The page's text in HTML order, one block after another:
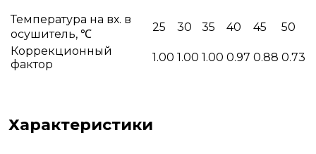
Температура на вх. в
осушитель, ℃
25 30 35 40 45
50
Коррекционный
фактор
1.00 1.00 1.00 0.97 0.88 0.73
Характеристики